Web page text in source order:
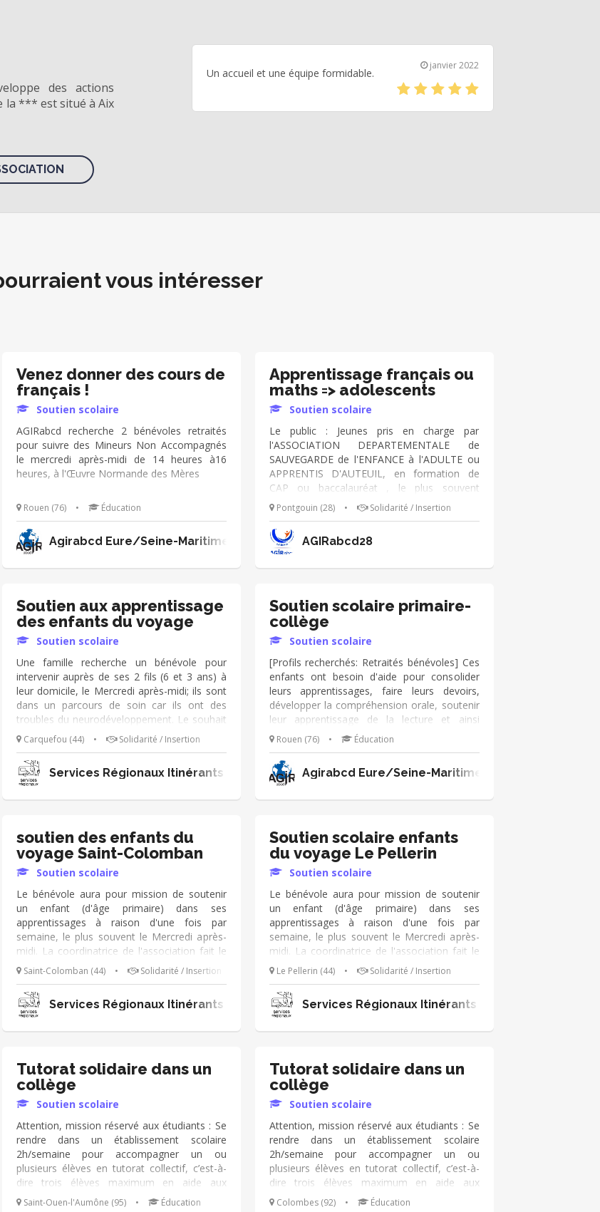
des actions
la *** est situé à Aix
janvier 2022
Un accueil et une équipe formidable.
(*)(*)(*)(*)(*)
vous intéresser
Venez donner des cours de
français !
Soutien scolaire
AGIRabcd recherche 2 bénévoles retraités
pour suivre des Mineurs Non Accompagnés
le mercredi après-midi de 14 heures à16
heures, à l'Œuvre Normande des Mères
Rouen (76) • Éducation
Agirabcd Eure/Seine-Maritime
Apprentissage français ou
maths => adolescents
Soutien scolaire
Le public : Jeunes pris en charge par
l'ASSOCIATION DEPARTEMENTALE de
SAUVEGARDE de l'ENFANCE à l'ADULTE ou
APPRENTIS D'AUTEUIL, en formation de
CAP ou baccalauréat , le plus souvent
d'origine étrangère plus ou moins
francophones. Ils viennent avec leurs cours
et il faut les aider à comprendre et à faire
leurs exercices.
Pontgouin (28) • Solidarité / Insertion
AGIRabcd28
Du Puy de Dome
Soutien aux apprentissage
des enfants du voyage
Soutien scolaire
Une famille recherche un bénévole pour
intervenir auprès de ses 2 fils (6 et 3 ans) à
leur domicile, le Mercredi après-midi; ils sont
dans un parcours de soin car ils ont des
troubles du neurodéveloppement. Le souhait
de la maman est que quelqu'un puisse venir
leur faire faire des activités de manipulation,
les faire "travailler" sur des choses toutes
simples comme reconnaitre les couleurs,
apprendre à compter, lire des histoires,
Carquefou (44) • Solidarité / Insertion
Services Régionaux Itinérants
Soutien scolaire primaire-
collège
Soutien scolaire
[Profils recherchés: Retraités bénévoles] Ces
enfants ont besoin d'aide pour consolider
leurs apprentissages, faire leurs devoirs,
développer la compréhension orale, soutenir
leur apprentissage de la lecture et ainsi
renforcer leur motivation et leur confiance en
Rouen (76) • Éducation
Agirabcd Eure/Seine-Maritime
soutien des enfants du
voyage Saint-Colomban
Soutien scolaire
Le bénévole aura pour mission de soutenir
un enfant (d'âge primaire) dans ses
apprentissages à raison d'une fois par
semaine, le plus souvent le Mercredi après-
midi. La coordinatrice de l'association fait le
lien avec la famille et l'école. L'accent est mis
sur la lecture; notre structure dispose de
nombreux ouvrages et supports
pédagogiques. Parfois, sans être trop
ambitieux, il s'agit de redonner confiance aux
(aires d'accueil, terrains privés, parking...)
pour créer du lien.
Saint-Colomban (44) • Solidarité / Insertion
Services Régionaux Itinérants
Soutien scolaire enfants
du voyage Le Pellerin
Soutien scolaire
Le bénévole aura pour mission de soutenir
un enfant (d'âge primaire) dans ses
apprentissages à raison d'une fois par
semaine, le plus souvent le Mercredi après-
midi. La coordinatrice de l'association fait le
lien avec la famille et l'école. L'accent est mis
sur la lecture; notre structure dispose de
nombreux ouvrages et supports
pédagogiques. Parfois, sans être trop
ambitieux, il s'agit de redonner confiance aux
(aires d'accueil, terrains privés, parking...)
pour créer du lien.
Le Pellerin (44) • Solidarité / Insertion
Services Régionaux Itinérants
Tutorat solidaire dans un
collège
Soutien scolaire
Attention, mission réservé aux étudiants : Se
rendre dans un établissement scolaire
2h/semaine pour accompagner un ou
plusieurs élèves en tutorat collectif, c’est-à-
dire trois élèves maximum en aide aux
devoirs. Une équipe est à ta disposition pour
Saint-Ouen-l'Aumône (95) • Éducation
Tutorat solidaire dans un
collège
Soutien scolaire
Attention, mission réservé aux étudiants : Se
rendre dans un établissement scolaire
2h/semaine pour accompagner un ou
plusieurs élèves en tutorat collectif, c’est-à-
dire trois élèves maximum en aide aux
devoirs. Une équipe est à ta disposition pour
Colombes (92) • Éducation